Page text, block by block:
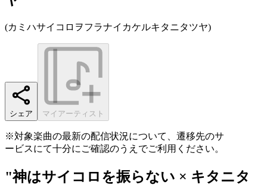
(カミハサイコロヲフラナイカケルキタニタツヤ)
シェア マイアーティスト
※対象楽曲の最新の配信状況について、遷移先のサ
ービスにて十分にご確認のうえでご利用ください。
"神はサイコロを振らない × キタニタ